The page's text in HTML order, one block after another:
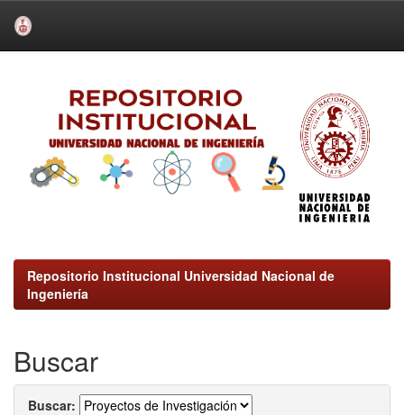
Repositorio Institucional Universidad Nacional de
Ingeniería
Buscar
Buscar: